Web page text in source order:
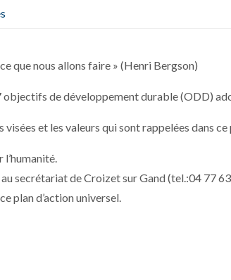
ce que nous allons faire » (Henri Bergson)
objectifs de développement durable (ODD)
et les valeurs qui sont rappelées dans ce
secrétariat de Croizet sur Gand (tel.:04 77
plan d’action universel.